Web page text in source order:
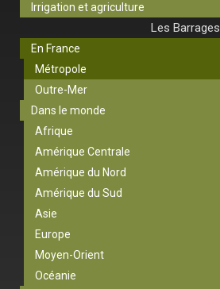
Irrigation et agriculture
Les Barrages
En France
Métropole
Outre-Mer
Dans le monde
Afrique
Amérique Centrale
Amérique du Nord
Amérique du Sud
Asie
Europe
Moyen-Orient
Océanie